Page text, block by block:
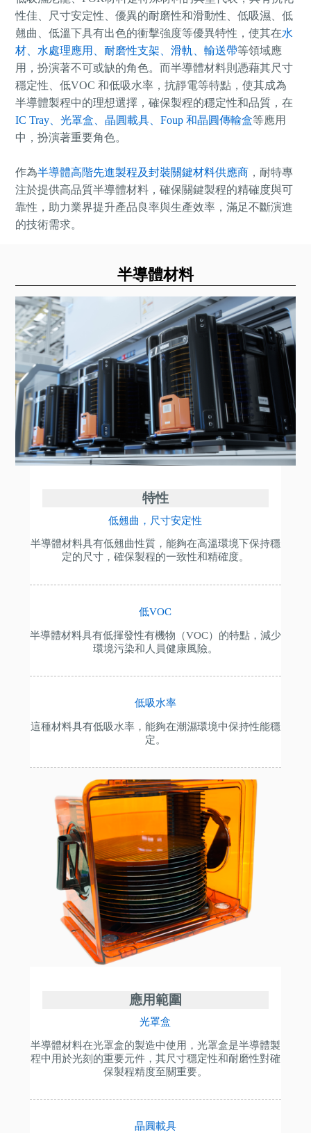
性佳、尺寸安定性、優異的耐磨性和滑動性、低吸濕、低
翹曲、低溫下具有出色的衝擊強度等優異特性，使其在水
材、水處理應用、耐磨性支架、滑軌、輸送帶等領域應
用，扮演著不可或缺的角色。而半導體材料則憑藉其尺寸
穩定性、低VOC 和低吸水率，抗靜電等特點，使其成為
半導體製程中的理想選擇，確保製程的穩定性和品質，在
IC Tray、光罩盒、晶圓載具、Foup 和晶圓傳輸盒等應用
中，扮演著重要角色。
作為半導體高階先進製程及封裝關鍵材料供應商 ，耐特專
注於提供高品質半導體材料，確保關鍵製程的精確度與可
靠性，助力業界提升產品良率與生產效率，滿足不斷演進
的技術需求。
半導體材料
特性
低翹曲，尺寸安定性
半導體材料具有低翹曲性質，能夠在高溫環境下保持穩
定的尺寸，確保製程的一致性和精確度。
低VOC
半導體材料具有低揮發性有機物（VOC）的特點，減少
環境污染和人員健康風險。
低吸水率
這種材料具有低吸水率，能夠在潮濕環境中保持性能穩
定。
應用範圍
光罩盒
半導體材料在光罩盒的製造中使用，光罩盒是半導體製
程中用於光刻的重要元件，其尺寸穩定性和耐磨性對確
保製程精度至關重要。
晶圓載具